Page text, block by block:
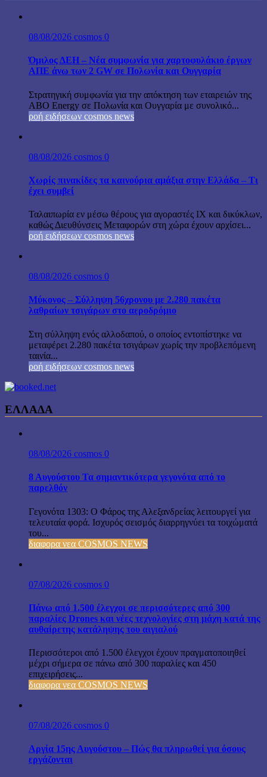
08/08/2026 cosmos 0
Όμιλος ΔΕΗ – Νέα συμφωνία για χαρτοφυλάκιο έργων
ΑΠΕ άνω των 2 GW σε Πολωνία και Ουγγαρία
Στρατηγική συμφωνία για την απόκτηση των εταιρειών της
ABO Energy σε Πολωνία και Ουγγαρία με συνολικό...
ροή ειδήσεων cosmos news
08/08/2026 cosmos 0
Χωρίς πινακίδες τα καινούρια αμάξια στην Ελλάδα – Τι
έχει συμβεί
Ταλαιπωρία εν μέσω θέρους για αγοραστές ΙΧ και δικύκλων,
καθώς Διευθύνσεις Μεταφορών στη χώρα έχουν αρχίσει...
ροή ειδήσεων cosmos news
08/08/2026 cosmos 0
Μύκονος – Σύλληψη 56χρονου με 2.280 πακέτα
λαθραίων τσιγάρων στο αεροδρόμιο
Στη σύλληψη ενός αλλοδαπού, ο οποίος εντοπίστηκε να
μεταφέρει 2.280 πακέτα τσιγάρων χωρίς την προβλεπόμενη
ταινία...
ροή ειδήσεων cosmos news
ΕΛΛΑΔΑ
08/08/2026 cosmos 0
8 Αυγούστου Τα σημαντικότερα γεγονότα από το
παρελθόν
Γεγονότα 1303: Ο Φάρος της Αλεξανδρείας λειτουργεί για
τελευταία φορά. Ισχυρός σεισμός διαρρηγνύει τα τοιχώματά
του...
διαφορα νεα COSMOS NEWS
07/08/2026 cosmos 0
Πάνω από 1.500 έλεγχοι σε περισσότερες από 300
παραλίες Drones και νέες τεχνολογίες στη μάχη κατά της
αυθαίρετης κατάληψης του αιγιαλού
Περισσότεροι από 1.500 έλεγχοι έχουν πραγματοποιηθεί
μέχρι σήμερα σε πάνω από 300 παραλίες και 450
επιχειρήσεις...
διαφορα νεα COSMOS NEWS
07/08/2026 cosmos 0
Αργία 15ης Αυγούστου – Πώς θα πληρωθεί για όσους
εργάζονται